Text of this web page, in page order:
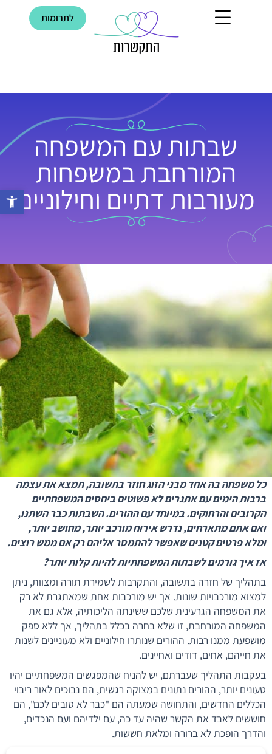
לתרומות
שבתות עם המשפחה
המורחבת במשפחות
מעורבות דתיים וחילוניים
כל משפחה בה אחד מבני הזוג חוזר בתשובה, תמצא את עצמה
ברבות הימים עם אתגרים לא פשוטים ביחסים המשפחתיים
הקרובים והרחוקים. במיוחד עם ההורים. השבתות כבר השתנו,
ואם אתם מתארחים, נדרש אירוח מורכב יותר, מחושב יותר,
ומלא פרטים קטנים שאפשר להתמסר אליהם רק אם ממש רוצים.
אז איך גורמים לשבתות המשפחתיות להיות קלות יותר?
בתהליך של חזרה בתשובה, והתקרבות לשמירת תורה ומצוות, ניתן
למצוא מורכבויות שונות. אך יש מורכבות אחת שמאתגרת לא רק
את המשפחה הגרעינית שלכם ששינתה הליכותיה, אלא גם את
המשפחה המורחבת, זו שלא בחרה בכלל בתהליך, אך ללא ספק
מושפעת ממנו רבות. ההורים שנותרו חילוניים ולא מעוניינים לשנות
את חייהם, אחים, דודים ואחיינים.
בעקבות התהליך שעברתם, יש להניח שהמפגשים המשפחתיים יהיו
טעונים יותר, ההורים נתונים במצוקה רגשית, הם נבוכים לאור ריבוי
הכללים החדשים, והתחושה שמעתה הם "כבר לא טובים לכם", הם
חוששים לאבד את הקשר שהיה עד כה, עם ילדיהם ועם הנכדים,
והדרך הופכת לא ברורה ומלאת חששות.
פתח סרגל